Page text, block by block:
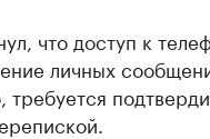
что доступ к
личных
требуется